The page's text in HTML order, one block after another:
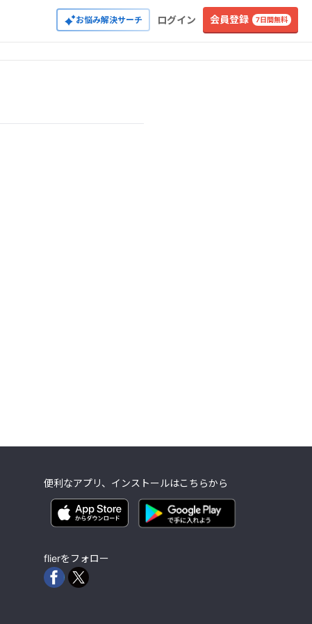
お悩み解決サーチ ログイン 会員登録 7日間無料
便利なアプリ、インストールはこちらから
flierをフォロー